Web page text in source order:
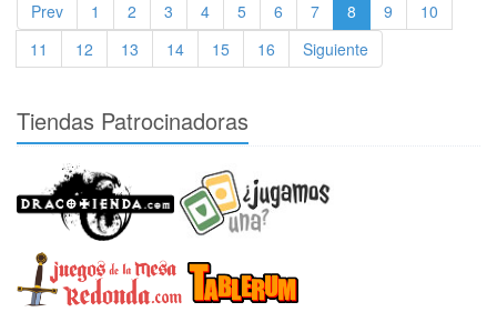
Prev 1 2 3 4 5 6 7 8 9
10
11
12 13 14 15 16 Siguiente
Tiendas Patrocinadoras